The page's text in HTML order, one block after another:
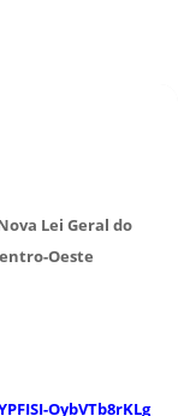
Lei Geral do
Oeste
OybVTb8rKLg